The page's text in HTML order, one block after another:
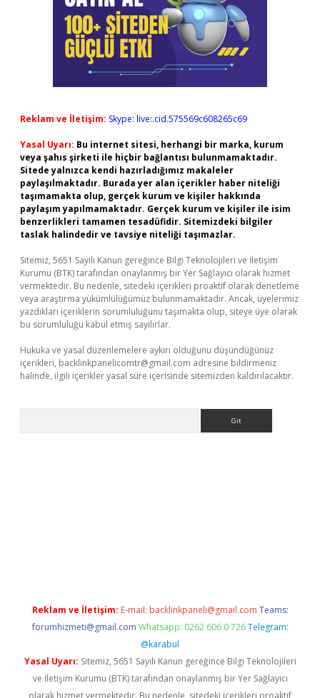
Reklam ve İletişim: Skype: live:.cid.575569c608265c69
Yasal Uyarı: Bu internet sitesi, herhangi bir marka, kurum
veya şahıs şirketi ile hiçbir bağlantısı bulunmamaktadır.
Sitede yalnızca kendi hazırladığımız makaleler
paylaşılmaktadır. Burada yer alan içerikler haber niteliği
taşımamakta olup, gerçek kurum ve kişiler hakkında
paylaşım yapılmamaktadır. Gerçek kurum ve kişiler ile isim
benzerlikleri tamamen tesadüfidir. Sitemizdeki bilgiler
taslak halindedir ve tavsiye niteliği taşımazlar.
Sitemiz, 5651 Sayılı Kanun gereğince Bilgi Teknolojileri ve İletişim
Kurumu (BTK) tarafından onaylanmış bir Yer Sağlayıcı olarak hizmet
vermektedir. Bu nedenle, sitedeki içerikleri proaktif olarak denetleme
veya araştırma yükümlülüğümüz bulunmamaktadır. Ancak, üyelerimiz
yazdıkları içeriklerin sorumluluğunu taşımakta olup, siteye üye olarak
bu sorumluluğu kabul etmiş sayılırlar.
Hukuka ve yasal düzenlemelere aykırı olduğunu düşündüğünüz
içerikleri, backlinkpanelicomtr@gmail.com adresine bildirmeniz
halinde, ilgili içerikler yasal süre içerisinde sitemizden kaldırılacaktır.
Reklam ve İletişim: E-mail: backlinkpaneli@gmail.com Teams:
forumhizmeti@gmail.com Whatsapp: 0262 606 0 726 Telegram:
@karabul
Yasal Uyarı: Sitemiz, 5651 Sayılı Kanun gereğince Bilgi Teknolojileri
ve İletişim Kurumu (BTK) tarafından onaylanmış bir Yer Sağlayıcı
olarak hizmet vermektedir. Bu nedenle, sitedeki içerikleri proaktif